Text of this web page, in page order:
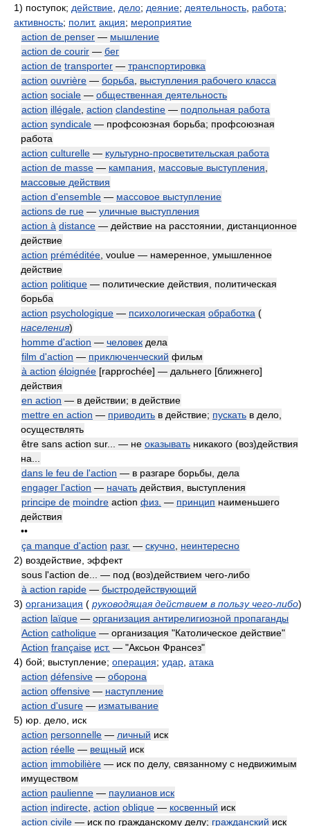
1) поступок; действие, дело; деяние; деятельность, работа;
активность; полит. акция; мероприятие
action de penser — мышление
action de courir — бег
action de transporter — транспортировка
action ouvrière — борьба, выступления рабочего класса
action sociale — общественная деятельность
action illégale, action clandestine — подпольная работа
action syndicale — профсоюзная борьба; профсоюзная
работа
action culturelle — культурно-просветительская работа
action de masse — кампания, массовые выступления,
массовые действия
action d'ensemble — массовое выступление
actions de rue — уличные выступления
action à distance — действие на расстоянии, дистанционное
действие
action préméditée, voulue — намеренное, умышленное
действие
action politique — политические действия, политическая
борьба
action psychologique — психологическая обработка (
населения)
homme d'action — человек дела
film d'action — приключенческий фильм
à action éloignée [rapprochée] — дальнего [ближнего]
действия
en action — в действии; в действие
mettre en action — приводить в действие; пускать в дело,
осуществлять
être sans action sur... — не оказывать никакого (воз)действия
на...
dans le feu de l'action — в разгаре борьбы, дела
engager l'action — начать действия, выступления
principe de moindre action физ. — принцип наименьшего
действия
••
ça manque d'action разг. — скучно, неинтересно
2) воздействие, эффект
sous l'action de... — под (воз)действием чего-либо
à action rapide — быстродействующий
3) организация ( руководящая действием в пользу чего-либо)
action laïque — организация антирелигиозной пропаганды
Action catholique — организация "Католическое действие"
Action française ист. — "Аксьон Франсез"
4) бой; выступление; операция; удар, атака
action défensive — оборона
action offensive — наступление
action d'usure — изматывание
5) юр. дело, иск
action personnelle — личный иск
action réelle — вещный иск
action immobilière — иск по делу, связанному с недвижимым
имуществом
action paulienne — паулианов иск
action indirecte, action oblique — косвенный иск
action civile — иск по гражданскому делу; гражданский иск